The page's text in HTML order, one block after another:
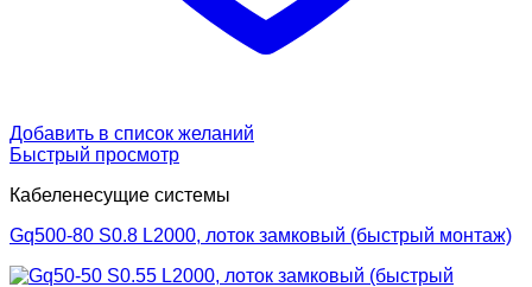
Добавить в список желаний
Быстрый просмотр
Кабеленесущие системы
Gq500-80 S0.8 L2000, лоток замковый (быстрый монтаж)